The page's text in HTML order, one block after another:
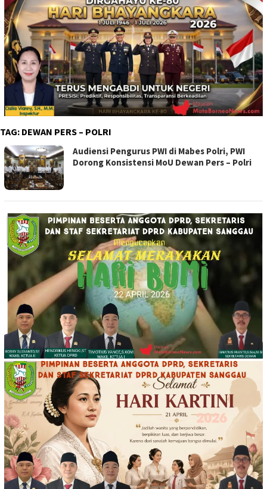
TAG: DEWAN PERS – POLRI
Audiensi Pengurus PWI di Mabes Polri, PWI
Dorong Konsistensi MoU Dewan Pers – Polri